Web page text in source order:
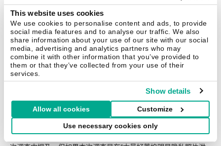
This website uses cookies
We use cookies to personalise content and ads, to provide
social media features and to analyse our traffic. We also
share information about your use of our site with our social
media, advertising and analytics partners who may
combine it with other information that you’ve provided to
them or that they’ve collected from your use of their
services.
Show details
Allow all cookies Customize
Use necessary cookies only
共享数据的敏感程度—从银行记录到情感关系—有时甚至在公共平
台上就能直接访问，那如此多的人表示对这一问题的担心也完全可
以理解。” “有如此数量众多的个人资料可以在线进行互访，因此讨
论哪些信息是真正属于个人隐私比以往任何时候都显得重要。” –
来自WP Engine的Heather Brunner表示。 在WP的调查中，受访
者表示最关切的问题依次是社交媒体、电子邮件以及搜索引擎，分
别占到了总受访人数的66%、56%和52%。这些调查结果无不体现
了受访者对通过这些媒介泄露隐私的担忧。此外，资金安全也同样
是受访者最关切的问题：71%的美国人表示最担心在访问网银账户
或其它资金数据时的在线隐私安全；网购成为仅次于网银的第二令
人担心的资金安全问题，有57%的受访者表达了对这些在线交互安
全的担忧。 与此同时，还有93%的受访者表示认为对至少一部分
自己的数字信息拥有绝对的所有权。云存储网络安全问题并未在本